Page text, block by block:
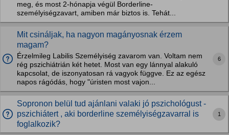
meg, és most 2-hónapja végül Borderline-
személyiségzavart, amiben már biztos is. Tehát...
Mit csináljak, ha nagyon magányosnak érzem
magam?
Érzelmileg Labilis Személyiség zavarom van. Voltam nem
rég pszichiátrián két hetet. Most van egy lánnyal alakuló
kapcsolat, de iszonyatosan rá vagyok függve. Ez az egész
napos rágódás, hogy "úristen most vajon...
6
Sopronon belül tud ajánlani valaki jó pszichológust -
pszichiátert , aki borderline személyiségzavarral is
foglalkozik?
1